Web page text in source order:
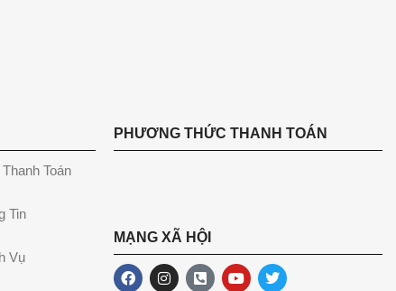
Toán
Tin
Vụ
PHƯƠNG THỨC THANH TOÁN
MẠNG XÃ HỘI